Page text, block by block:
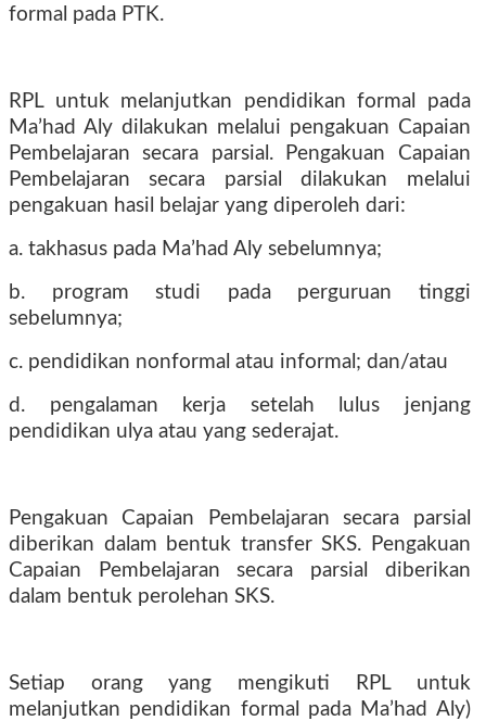
formal pada PTK.
RPL untuk melanjutkan pendidikan formal pada
Ma’had Aly dilakukan melalui pengakuan Capaian
Pembelajaran secara parsial. Pengakuan Capaian
Pembelajaran secara parsial dilakukan melalui
pengakuan hasil belajar yang diperoleh dari:
a. takhasus pada Ma’had Aly sebelumnya;
b. program studi pada perguruan tinggi
sebelumnya;
c. pendidikan nonformal atau informal; dan/atau
d. pengalaman kerja setelah lulus jenjang
pendidikan ulya atau yang sederajat.
Pengakuan Capaian Pembelajaran secara parsial
diberikan dalam bentuk transfer SKS. Pengakuan
Capaian Pembelajaran secara parsial diberikan
dalam bentuk perolehan SKS.
Setiap orang yang mengikuti RPL untuk
melanjutkan pendidikan formal pada Ma’had Aly)